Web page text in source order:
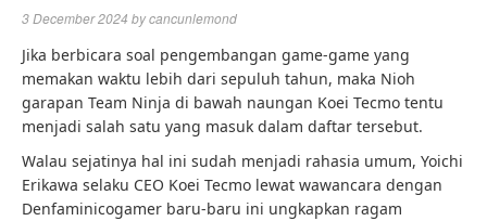
3 December 2024 bycancunlemond
Jika berbicara soal pengembangan game-game yang
memakan waktu lebih dari sepuluh tahun, maka Nioh
garapan Team Ninja di bawah naungan Koei Tecmo tentu
menjadi salah satu yang masuk dalam daftar tersebut.
Walau sejatinya hal ini sudah menjadi rahasia umum, Yoichi
Erikawa selaku CEO Koei Tecmo lewat wawancara dengan
Denfaminicogamer baru-baru ini ungkapkan ragam